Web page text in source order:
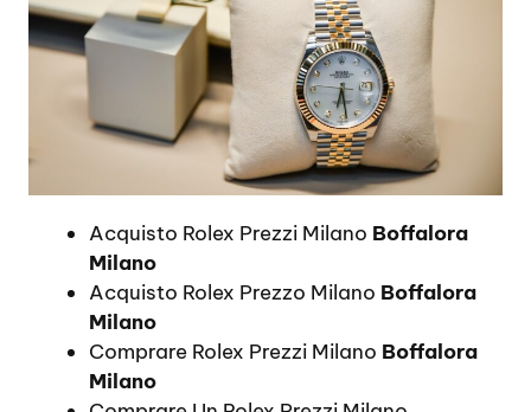
Acquisto Rolex Prezzi Milano Boffalora
Milano
Acquisto Rolex Prezzo Milano Boffalora
Milano
Comprare Rolex Prezzi Milano Boffalora
Milano